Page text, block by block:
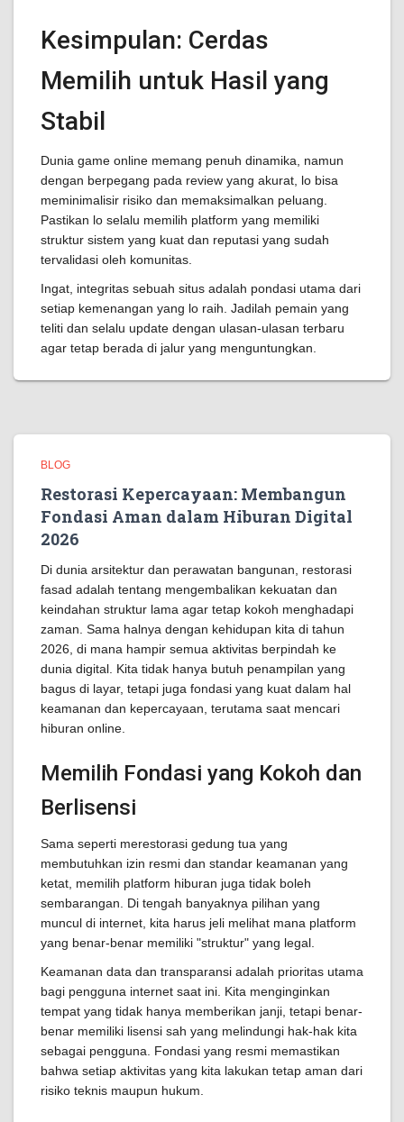
Kesimpulan: Cerdas
Memilih untuk Hasil yang
Stabil
Dunia game online memang penuh dinamika, namun
dengan berpegang pada review yang akurat, lo bisa
meminimalisir risiko dan memaksimalkan peluang.
Pastikan lo selalu memilih platform yang memiliki
struktur sistem yang kuat dan reputasi yang sudah
tervalidasi oleh komunitas.
Ingat, integritas sebuah situs adalah pondasi utama dari
setiap kemenangan yang lo raih. Jadilah pemain yang
teliti dan selalu update dengan ulasan-ulasan terbaru
agar tetap berada di jalur yang menguntungkan.
BLOG
Restorasi Kepercayaan: Membangun
Fondasi Aman dalam Hiburan Digital
2026
Di dunia arsitektur dan perawatan bangunan, restorasi
fasad adalah tentang mengembalikan kekuatan dan
keindahan struktur lama agar tetap kokoh menghadapi
zaman. Sama halnya dengan kehidupan kita di tahun
2026, di mana hampir semua aktivitas berpindah ke
dunia digital. Kita tidak hanya butuh penampilan yang
bagus di layar, tetapi juga fondasi yang kuat dalam hal
keamanan dan kepercayaan, terutama saat mencari
hiburan online.
Memilih Fondasi yang Kokoh dan
Berlisensi
Sama seperti merestorasi gedung tua yang
membutuhkan izin resmi dan standar keamanan yang
ketat, memilih platform hiburan juga tidak boleh
sembarangan. Di tengah banyaknya pilihan yang
muncul di internet, kita harus jeli melihat mana platform
yang benar-benar memiliki "struktur" yang legal.
Keamanan data dan transparansi adalah prioritas utama
bagi pengguna internet saat ini. Kita menginginkan
tempat yang tidak hanya memberikan janji, tetapi benar-
benar memiliki lisensi sah yang melindungi hak-hak kita
sebagai pengguna. Fondasi yang resmi memastikan
bahwa setiap aktivitas yang kita lakukan tetap aman dari
risiko teknis maupun hukum.